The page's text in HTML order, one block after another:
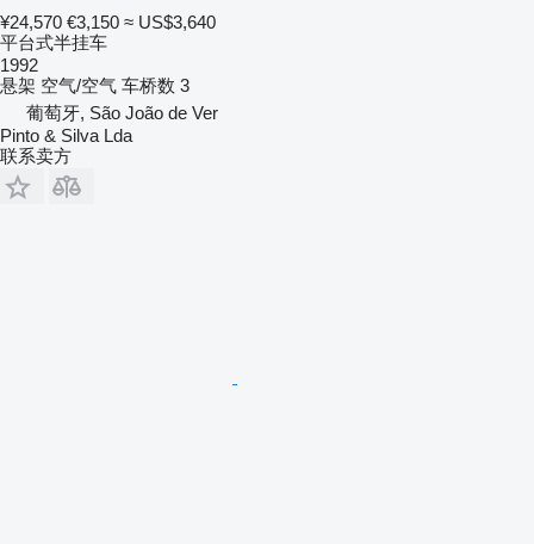
¥24,570 €3,150 ≈ US$3,640
平台式半挂车
1992
悬架 空气/空气 车桥数 3
葡萄牙, São João de Ver
Pinto & Silva Lda
联系卖方